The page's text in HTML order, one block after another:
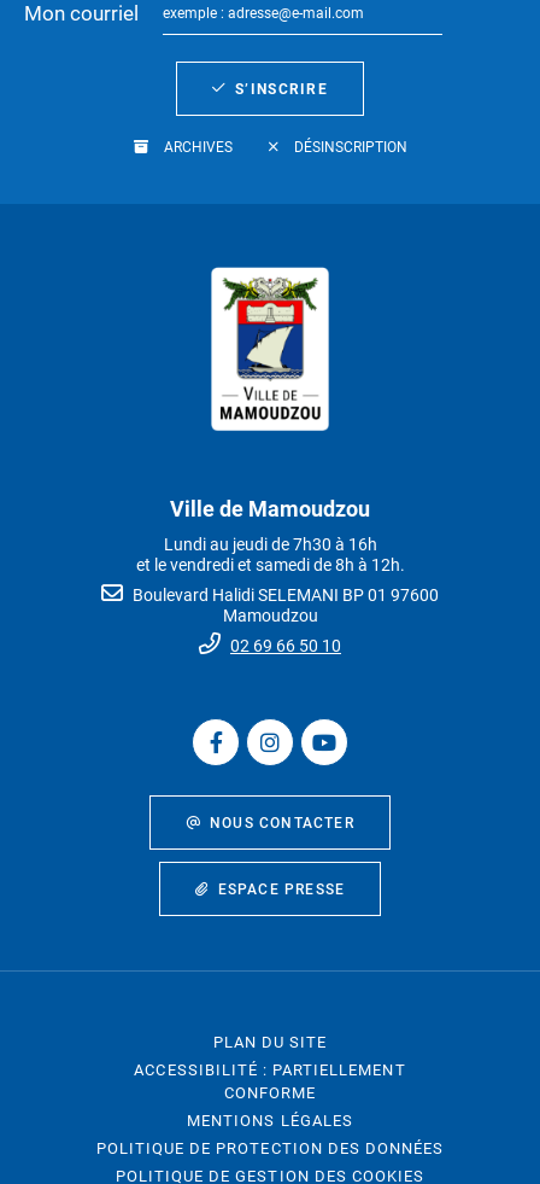
Mon courriel
S’INSCRIRE
ARCHIVES DÉSINSCRIPTION
Ville de Mamoudzou
Lundi au jeudi de 7h30 à 16h
et le vendredi et samedi de 8h à 12h.
Boulevard Halidi SELEMANI BP 01 97600
Mamoudzou
02 69 66 50 10
NOUS CONTACTER
ESPACE PRESSE
PLAN DU SITE
ACCESSIBILITÉ : PARTIELLEMENT
CONFORME
MENTIONS LÉGALES
POLITIQUE DE PROTECTION DES DONNÉES
POLITIQUE DE GESTION DES COOKIES